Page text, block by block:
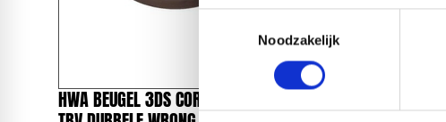
Noodzakelijk
HWA BEUGEL 3DS CORTEX Ø102MM HWA BEUGEL